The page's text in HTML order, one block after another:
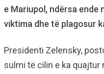
e Mariupol, ndërsa ende
viktima dhe të plagosur
Presidenti Zelensky,
sulmi të cilin e ka quajtur